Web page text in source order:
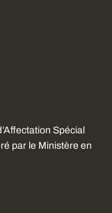
Spécial
par le Ministère en